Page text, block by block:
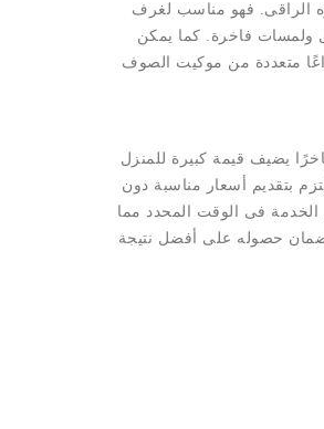
الراقى. فهو مناسب لغرف
ولمسات فاخرة. كما يمكن
متعددة من موكيت الصوف
يضيف قيمة كبيرة للمنزل
بتقديم أسعار مناسبة دون
الخدمة فى الوقت المحدد مما
حصوله على أفضل نتيجة